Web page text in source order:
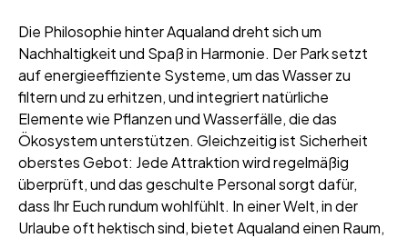
Die Philosophie hinter Aqualand dreht sich um
Nachhaltigkeit und Spaß in Harmonie. Der Park setzt
auf energieeffiziente Systeme, um das Wasser zu
filtern und zu erhitzen, und integriert natürliche
Elemente wie Pflanzen und Wasserfälle, die das
Ökosystem unterstützen. Gleichzeitig ist Sicherheit
oberstes Gebot: Jede Attraktion wird regelmäßig
überprüft, und das geschulte Personal sorgt dafür,
dass Ihr Euch rundum wohlfühlt. In einer Welt, in der
Urlaube oft hektisch sind, bietet Aqualand einen Raum,